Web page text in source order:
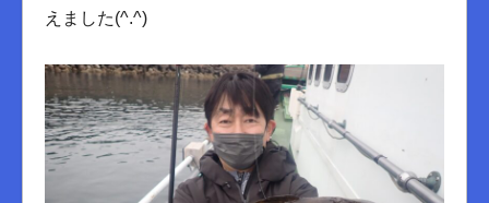
えました(^.^)